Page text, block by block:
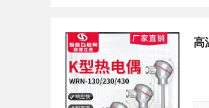
高